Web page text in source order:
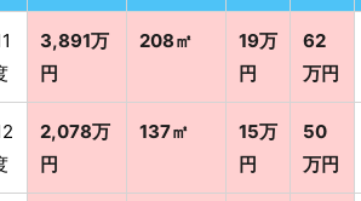
3,891万
円
208㎡
19万
円
62
万円
2,078万
円
137㎡
15万
円
50
万円